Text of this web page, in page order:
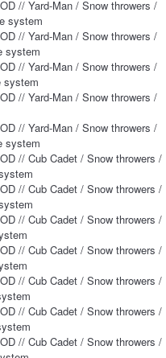
// Yard-Man / Snow throwers /
system
// Yard-Man / Snow throwers /
system
// Yard-Man / Snow throwers /
system
// Yard-Man / Snow throwers /
// Yard-Man / Snow throwers /
system
// Cub Cadet / Snow throwers /
// Cub Cadet / Snow throwers /
// Cub Cadet / Snow throwers /
// Cub Cadet / Snow throwers /
// Cub Cadet / Snow throwers /
// Cub Cadet / Snow throwers /
// Cub Cadet / Snow throwers /